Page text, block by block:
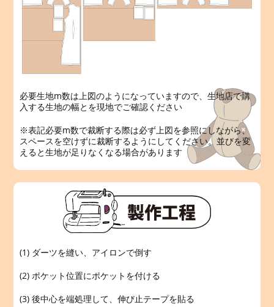
必要生地m数は上図のようになっていますので、生地店で購
入する生地の幅とを現地でご確認ください
※表記必要m数で裁断する際は必ず上図を参照にしながら、
スペースを空けずに裁断するようにしてください。並びを変
えると生地が足りなくなる場合があります
(1) ダーツを縫い、アイロンで倒す
(2) ポケット位置にポケットを付ける
(3) 後中心を端処理して、伸び止テープを貼る